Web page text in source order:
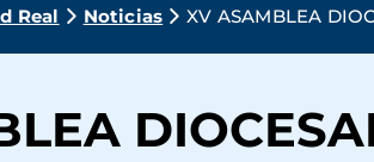
Real Noticias XV ASAMBLEA